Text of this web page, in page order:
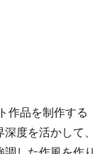
作品を制作する
度を活かして、